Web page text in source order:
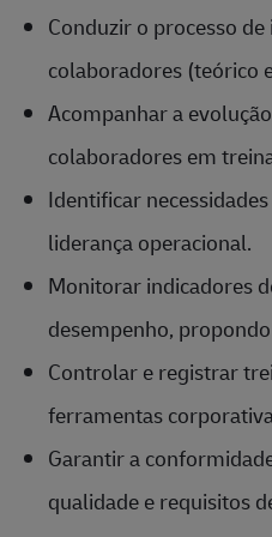
Conduzir o processo
colaboradores (teórico
Acompanhar a
colaboradores em
Identificar
liderança operacional.
Monitorar indicadores
desempenho,
Controlar e registrar
ferramentas
Garantir a
qualidade e requisitos